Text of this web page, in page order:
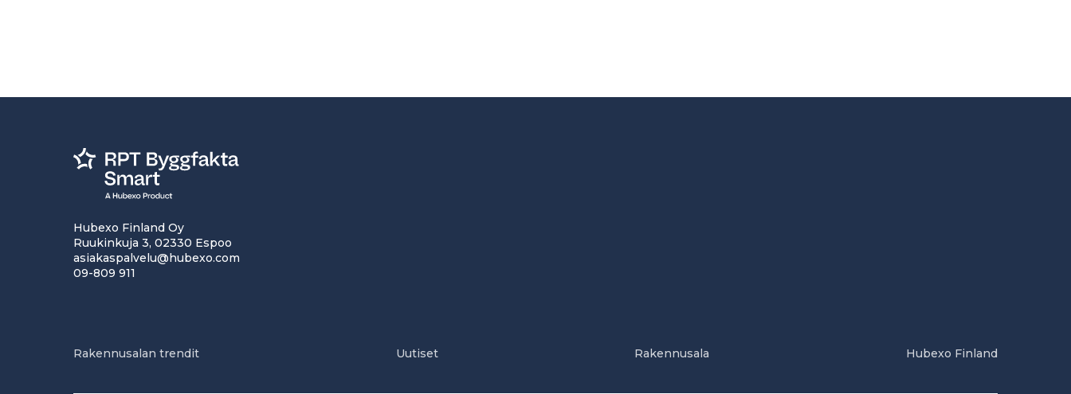
Hubexo Finland Oy
Ruukinkuja 3, 02330 Espoo
asiakaspalvelu@hubexo.com
09-809 911
Rakennusalan trendit Uutiset Rakennusala Hubexo Finland